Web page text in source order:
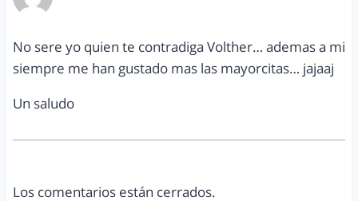
No sere yo quien te contradiga Volther… ademas a mi
siempre me han gustado mas las mayorcitas… jajaaj
Un saludo
Los comentarios están cerrados.